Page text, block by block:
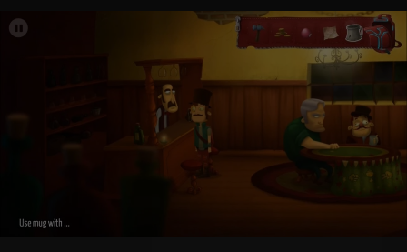
corto para poder disfrutarlo al máximo. De hecho, se puede
terminar en una hora. Dead Detective es completamente gratuito,
sin anuncios ni iAPs. Así que es difícil sentirse decepcionado por
en el futuro, y yo, por mi parte, los esperaré con impaciencia.